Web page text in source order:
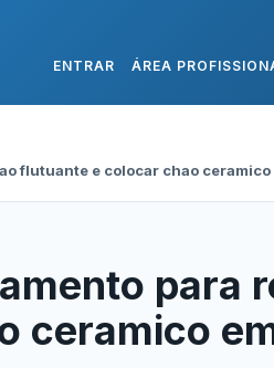
ENTRAR ÁREA
flutuante e colocar chao ceramico
para
ceramico